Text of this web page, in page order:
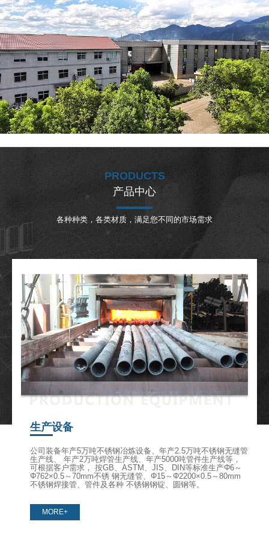
PRODUCTS
产品中心
各种种类，各类材质，满足您不同的市场需求
生产设备
公司装备年产5万吨不锈钢冶炼设备、年产2.5万吨不锈钢无缝管
生产线、 年产2万吨焊管生产线、年产5000吨管件生产线等，
可根据客户需求， 按GB、ASTM、JIS、DIN等标准生产Φ6～
Φ762×0.5～70mm不锈 钢无缝管、Φ15～Φ2200×0.5～80mm
不锈钢焊接管、管件及各种 不锈钢钢锭、圆钢等。
MORE+